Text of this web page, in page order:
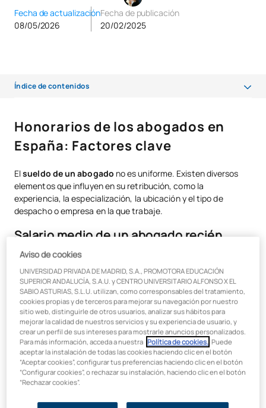
Fecha de actualización
08/05/2026
Fecha de publicación
20/02/2025
Índice de contenidos
Conviértete en abogado con UAX
Honorarios de los abogados en
España: Factores clave
Elsueldo de un abogado no es uniforme. Existen diversos
elementos que influyen en su retribución, como la
experiencia, la especialización, la ubicación y el tipo de
despacho o empresa en la que trabaje.
Salario medio de un abogado recién
colegiado
Para quienes acaban de obtener su colegiación, el salario
inicial puede variar considerablemente dependiendo de si
trabajan por cuenta propia o en un despacho consolidado.
Abogado junior en despacho:Entre 18.000 y 24.000
euros brutos anuales (1.500 a 2.000 euros brutos
mensuales).
Abogado en gran firma:Salarios iniciales más altos, pero
con jornadas de trabajo exigentes y evaluaciones
Aviso de cookies
UNIVERSIDAD PRIVADA DE MADRID, S.A., PROMOTORA EDUCACIÓN
SUPERIOR ANDALUCÍA, S.A.U. y CENTRO UNIVERSITARIO ALFONSO X EL
SABIO ASTURIAS, S.L.U. utilizan, como corresponsables del tratamiento,
cookies propias y de terceros para mejorar su navegación por nuestro
sitio web, distinguirle de otros usuarios, analizar sus hábitos para
mejorar la calidad de nuestros servicios y su experiencia de usuario, y
crear un perfil de sus intereses para mostrarle anuncios personalizados.
Para más información, acceda a nuestra Política de cookies. . Puede
aceptar la instalación de todas las cookies haciendo clic en el botón
“Aceptar cookies”, configurar tus preferencias haciendo clic en el botón
“Configurar cookies”, o rechazar su instalación, haciendo clic en el botón
“Rechazar cookies”.